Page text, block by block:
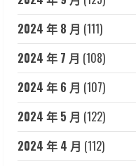
2024 年 8 月 (111)
2024 年 7 月 (108)
2024 年 6 月 (107)
2024 年 5 月 (122)
2024 年 4 月 (112)